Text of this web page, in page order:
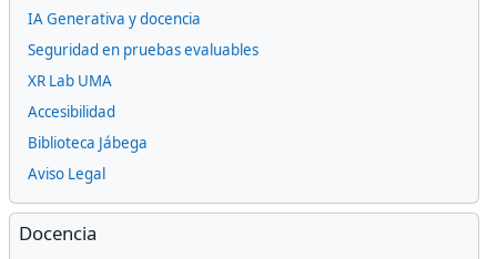
IA Generativa y docencia
Seguridad en pruebas evaluables
XR Lab UMA
Accesibilidad
Biblioteca Jábega
Aviso Legal
Omitir Docencia
Docencia